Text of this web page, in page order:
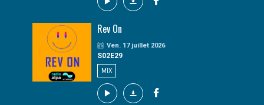
Rev On
Ven. 17 juillet 2026
S02E29
MIX